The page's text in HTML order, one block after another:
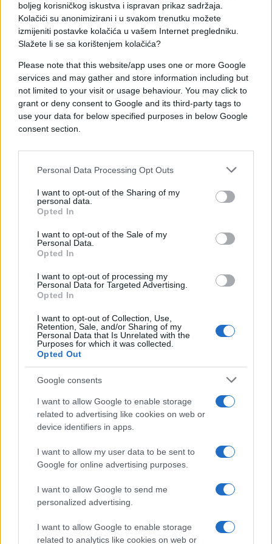
boljeg korisničkog iskustva i ispravan prikaz sadržaja.
Kolačići su anonimizirani i u svakom trenutku možete
izmijeniti postavke kolačića u vašem Internet pregledniku.
Slažete li se sa korištenjem kolačića?
Please note that this website/app uses one or more Google
services and may gather and store information including but
not limited to your visit or usage behaviour. You may click to
grant or deny consent to Google and its third-party tags to
use your data for below specified purposes in below Google
consent section.
Personal Data Processing Opt Outs
I want to opt-out of the Sharing of my
personal data.
Opted In
I want to opt-out of the Sale of my
Personal Data.
Opted In
I want to opt-out of processing my
Personal Data for Targeted Advertising.
Opted In
I want to opt-out of Collection, Use,
Retention, Sale, and/or Sharing of my
Personal Data that Is Unrelated with the
Purposes for which it was collected.
Opted Out
Google consents
I want to allow Google to enable storage
related to advertising like cookies on web or
device identifiers in apps.
I want to allow my user data to be sent to
Google for online advertising purposes.
I want to allow Google to send me
personalized advertising.
I want to allow Google to enable storage
related to analytics like cookies on web or
vjerovatnoća realizacije ovakvog scenarija.
Ova izjava američkog predsjednika dodatno je
otvorila pitanja o budućoj strategiji Washingtona
na Bliskom istoku i mogućim novim savezima u
regionu.
#donald trump #politika